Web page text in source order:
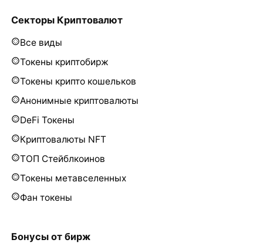
Секторы Криптовалют
Все виды
Токены криптобирж
Токены крипто кошельков
Анонимные криптовалюты
DeFi Токены
Криптовалюты NFT
ТОП Стейблкоинов
Токены метавселенных
Фан токены
Бонусы от бирж